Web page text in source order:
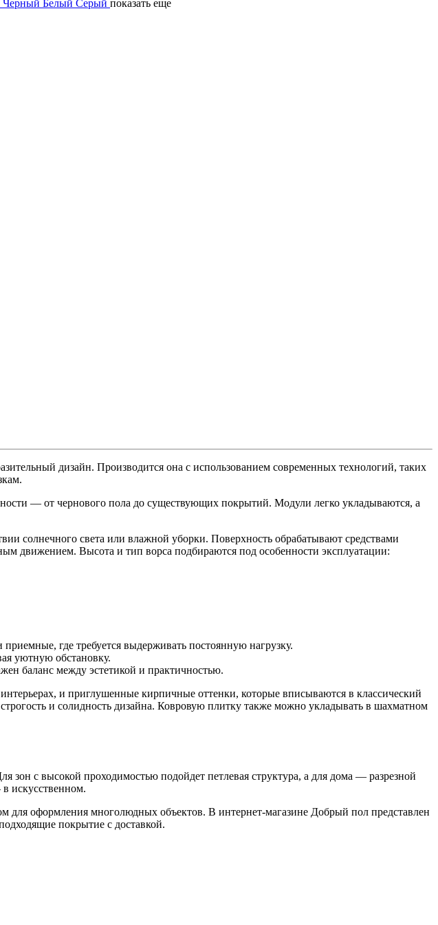
Черный Белый Серый показать еще
дизайн. Производится она с использованием современных технологий, таких
— от чернового пола до существующих покрытий. Модули легко укладываются, а
солнечного света или влажной уборки. Поверхность обрабатывают средствами
движением. Высота и тип ворса подбираются под особенности эксплуатации:
где требуется выдерживать постоянную нагрузку.
уютную обстановку.
баланс между эстетикой и практичностью.
и приглушенные кирпичные оттенки, которые вписываются в классический
и солидность дизайна. Ковровую плитку также можно укладывать в шахматном
зон с высокой проходимостью подойдет петлевая структура, а для дома — разрезной
искусственном.
оформления многолюдных объектов. В интернет-магазине Добрый пол представлен
покрытие с доставкой.